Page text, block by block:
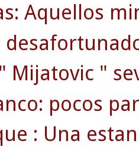
Aquellos
Mijatovic "
pocos
: Una